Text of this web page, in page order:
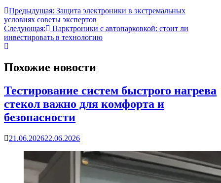
Предыдущая: Защита электроники в экстремальных
условиях советы экспертов
Следующая:
Парктроники с автопарковкой: стоит ли
инвестировать в технологию
Похожие новости
Тестирование систем быстрого нагрева
стекол важно для комфорта и
безопасности
21.06.202622.06.2026